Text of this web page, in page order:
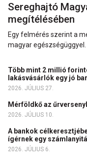
Sereghajtó
megítélésében
Egy felmérés szerint a
magyar egészségüggyel.
Több mint 2 millió
lakásvásárlók egy jó
2026. JÚLIUS 27.
Mérföldkő az
2026. JÚLIUS 10.
A bankok
ígérnek egy
2026. JÚLIUS 6.